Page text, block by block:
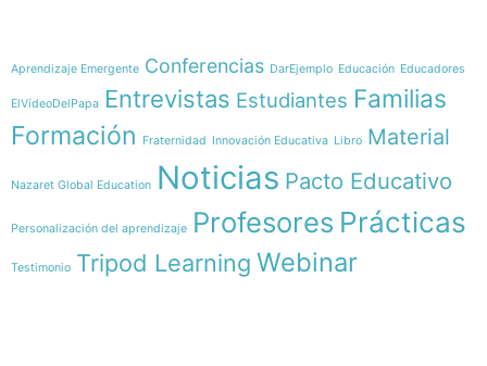
Aprendizaje Emergente Conferencias DarEjemplo Educación Educadores
ElVídeoDelPapa Entrevistas Estudiantes Familias
Formación
Fraternidad Innovación Educativa Libro Material
Nazaret Global Education Noticias Pacto Educativo
Personalización del aprendizaje Profesores Prácticas
Testimonio Tripod Learning Webinar